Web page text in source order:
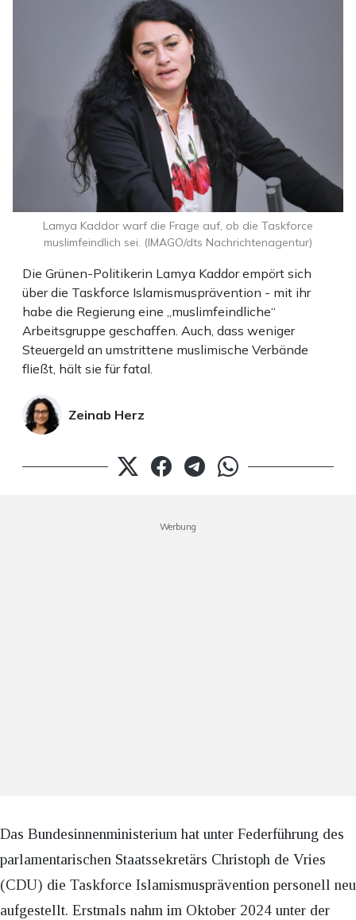
Die Grünen-Politikerin Lamya Kaddor empört sich
über die Taskforce Islamismusprävention - mit ihr
habe die Regierung eine „muslimfeindliche“
Arbeitsgruppe geschaffen. Auch, dass weniger
Steuergeld an umstrittene muslimische Verbände
fließt, hält sie für fatal.
Zeinab Herz
Lamya Kaddor warf die Frage auf, ob die Taskforce
muslimfeindlich sei. (IMAGO/dts Nachrichtenagentur)
Werbung
Das Bundesinnenministerium hat unter Federführung des
parlamentarischen Staatssekretärs Christoph de Vries
(CDU) die Taskforce Islamismusprävention personell neu
aufgestellt. Erstmals nahm im Oktober 2024 unter der